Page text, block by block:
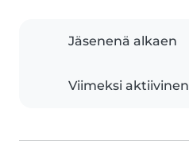
Jäsenenä alkaen
Viimeksi aktiivinen